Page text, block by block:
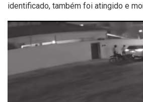
identificado, também foi atingido e